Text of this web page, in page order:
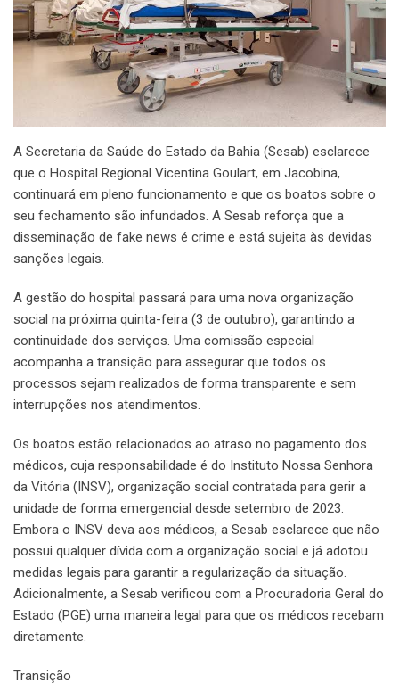
A Secretaria da Saúde do Estado da Bahia (Sesab) esclarece
que o Hospital Regional Vicentina Goulart, em Jacobina,
continuará em pleno funcionamento e que os boatos sobre o
seu fechamento são infundados. A Sesab reforça que a
disseminação de fake news é crime e está sujeita às devidas
sanções legais.
A gestão do hospital passará para uma nova organização
social na próxima quinta-feira (3 de outubro), garantindo a
continuidade dos serviços. Uma comissão especial
acompanha a transição para assegurar que todos os
processos sejam realizados de forma transparente e sem
interrupções nos atendimentos.
Os boatos estão relacionados ao atraso no pagamento dos
médicos, cuja responsabilidade é do Instituto Nossa Senhora
da Vitória (INSV), organização social contratada para gerir a
unidade de forma emergencial desde setembro de 2023.
Embora o INSV deva aos médicos, a Sesab esclarece que não
possui qualquer dívida com a organização social e já adotou
medidas legais para garantir a regularização da situação.
Adicionalmente, a Sesab verificou com a Procuradoria Geral do
Estado (PGE) uma maneira legal para que os médicos recebam
diretamente.
Transição